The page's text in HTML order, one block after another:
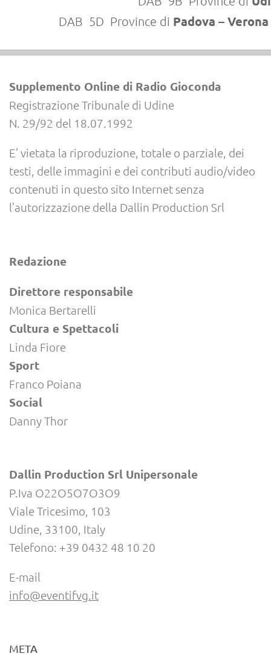
DAB 5D Province di Padova – Verona
Supplemento Online di Radio Gioconda
Registrazione Tribunale di Udine
N. 29/92 del 18.07.1992
E’ vietata la riproduzione, totale o parziale, dei
testi, delle immagini e dei contributi audio/video
contenuti in questo sito Internet senza
l’autorizzazione della Dallin Production Srl
Redazione
Direttore responsabile
Monica Bertarelli
Cultura e Spettacoli
Linda Fiore
Sport
Franco Poiana
Social
Danny Thor
Dallin Production Srl Unipersonale
P.Iva O22O5O7O3O9
Viale Tricesimo, 103
Udine, 33100, Italy
Telefono: +39 0432 48 10 20
E-mail
info@eventifvg.it
META